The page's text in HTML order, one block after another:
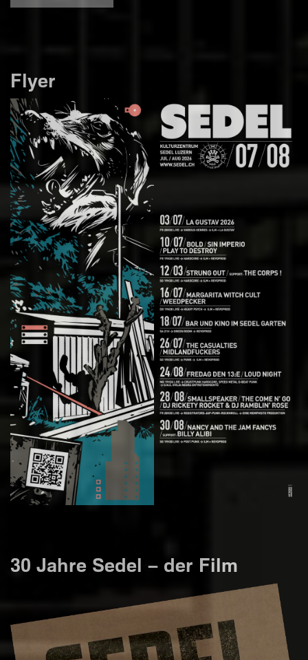
Flyer
30 Jahre Sedel – der Film